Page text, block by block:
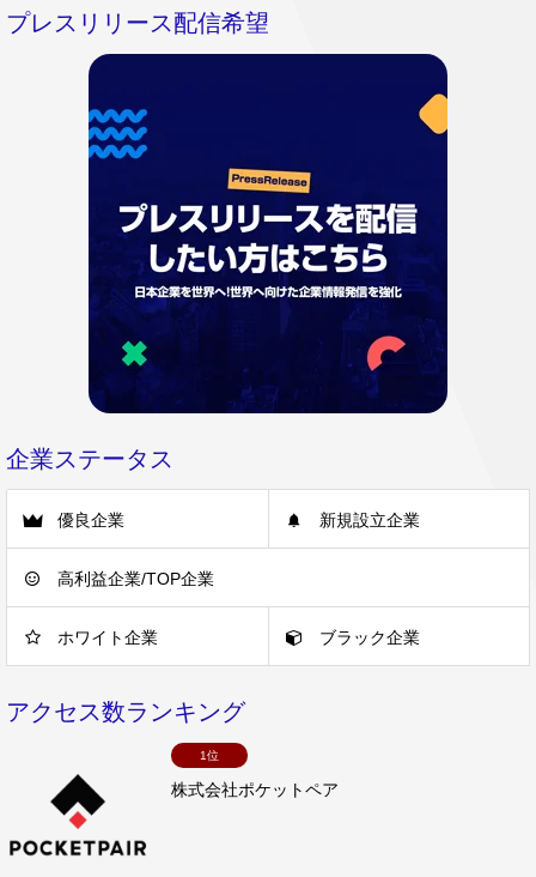
プレスリリース配信希望
企業ステータス
優良企業 新規設立企業
高利益企業/TOP企業
ホワイト企業 ブラック企業
アクセス数ランキング
1位
株式会社ポケットペア